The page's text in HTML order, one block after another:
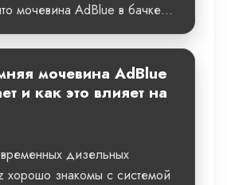
мочевина AdBlue в бачке...
мочевина AdBlue
и как это влияет на
дизельных
хорошо знакомы с системой